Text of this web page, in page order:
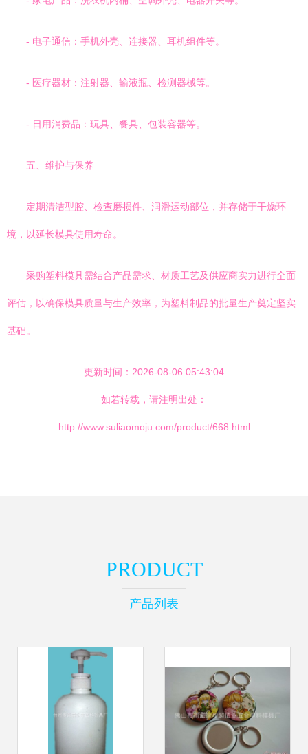
- 电子通信：手机外壳、连接器、耳机组件等。
- 医疗器材：注射器、输液瓶、检测器械等。
- 日用消费品：玩具、餐具、包装容器等。
五、维护与保养
定期清洁型腔、检查磨损件、润滑运动部位，并存储于干燥环
境，以延长模具使用寿命。
采购塑料模具需结合产品需求、材质工艺及供应商实力进行全面
评估，以确保模具质量与生产效率，为塑料制品的批量生产奠定坚实
基础。
更新时间：2026-08-06 05:43:04
如若转载，请注明出处：
http://www.suliaomoju.com/product/668.html
PRODUCT
产品列表